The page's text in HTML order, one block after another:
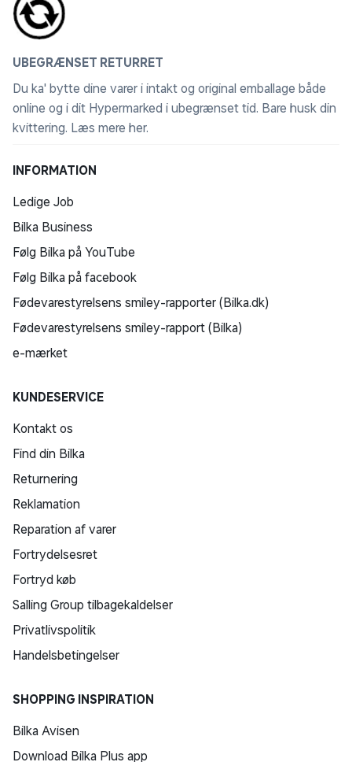
UBEGRÆNSET RETURRET
Du ka' bytte dine varer i intakt og original emballage både
online og i dit Hypermarked i ubegrænset tid. Bare husk din
kvittering. Læs mere her.
INFORMATION
Ledige Job
Bilka Business
Følg Bilka på YouTube
Følg Bilka på facebook
Fødevarestyrelsens smiley-rapporter (Bilka.dk)
Fødevarestyrelsens smiley-rapport (Bilka)
e-mærket
KUNDESERVICE
Kontakt os
Find din Bilka
Returnering
Reklamation
Reparation af varer
Fortrydelsesret
Fortryd køb
Salling Group tilbagekaldelser
Privatlivspolitik
Handelsbetingelser
SHOPPING INSPIRATION
Bilka Avisen
Download Bilka Plus app